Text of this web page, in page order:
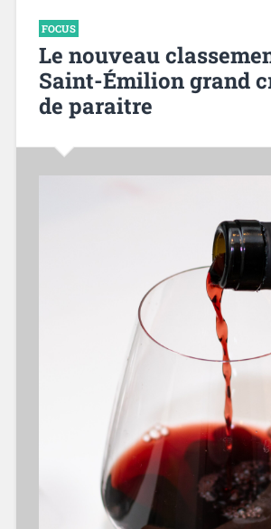
FOCUS
Le nouveau
Saint-Émilion grand
de paraitre